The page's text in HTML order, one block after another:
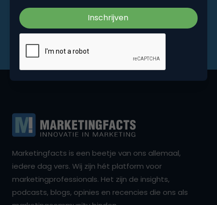
Marketingfacts is een beetje van ons allemaal,
iedere dag vers. Wij zijn hét platform voor
marketingprofessionals. Het zijn de insights,
podcasts, blogs, opinies en recencies die ons als